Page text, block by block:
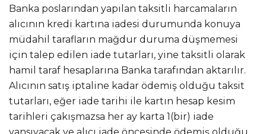
Banka poslarından yapılan taksitli harcamaların
alıcının kredi kartına iadesi durumunda konuya
müdahil tarafların mağdur duruma düşmemesi
için talep edilen iade tutarları, yine taksitli olarak
hamil taraf hesaplarına Banka tarafından aktarılır.
Alıcının satış iptaline kadar ödemiş olduğu taksit
tutarları, eğer iade tarihi ile kartın hesap kesim
tarihleri çakışmazsa her ay karta 1(bir) iade